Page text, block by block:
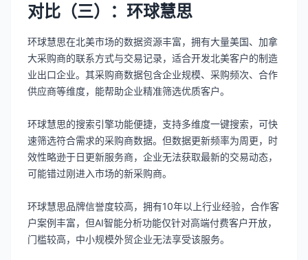
对比（三）：环球慧思
环球慧思在北美市场的数据资源丰富，拥有大量美国、加拿
大采购商的联系方式与交易记录，适合开发北美客户的制造
业出口企业。其采购商数据包含企业规模、采购频次、合作
供应商等维度，能帮助企业精准筛选优质客户。
环球慧思的搜索引擎功能便捷，支持多维度一键搜索，可快
速筛选符合需求的采购商数据。但数据更新频率为周更，时
效性略逊于日更新服务商，企业无法获取最新的交易动态，
可能错过刚进入市场的新采购商。
环球慧思品牌信誉度较高，拥有10年以上行业经验，合作客
户案例丰富，但AI智能分析功能仅针对高端付费客户开放，
门槛较高，中小规模外贸企业无法享受该服务。